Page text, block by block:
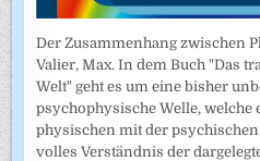
Der Zusammenhang zwischen
Valier, Max. In dem Buch "Das
Welt" geht es um eine bisher
psychophysische Welle, welche
physischen mit der
volles Verständnis der